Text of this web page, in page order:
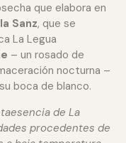
que elabora en
Sanz, que se
La Legua
– un rosado de
nocturna –
boca de blanco.
de La
procedentes de